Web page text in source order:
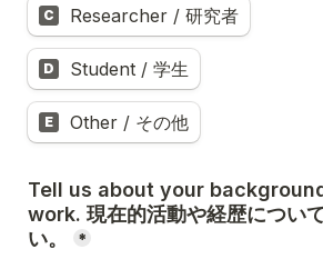
C Researcher / 研究者
D Student / 学生
E Other / その他
Tell us about your
work. 現在的活動や経歴につい
い。
*